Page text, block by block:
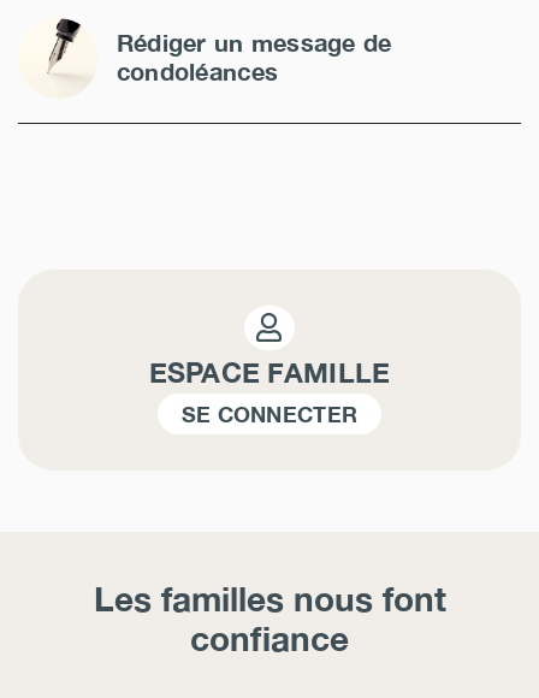
Rédiger un message de
condoléances
ESPACE FAMILLE
SE CONNECTER
Les familles nous font
confiance